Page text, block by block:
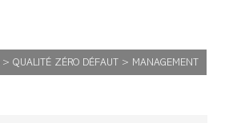
> QUALITÉ ZÉRO DÉFAUT > MANAGEMENT